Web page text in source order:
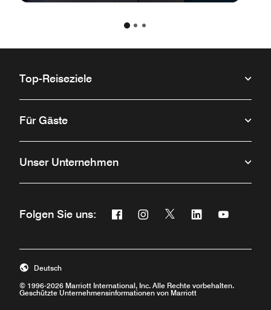
Top-Reiseziele
Für Gäste
Unser Unternehmen
Folgen Sie uns: Facebook
Öffnet ein neues Fenster
Instagram
Öffnet ein neues Fenster
Twitter
Öffnet ein neues
Linkedin
Öffnet ein neues
Öffnet ein
© 1996-2026 Marriott International, Inc. Alle Rechte vorbehalten.
Geschützte Unternehmensinformationen von Marriott
Deutsch